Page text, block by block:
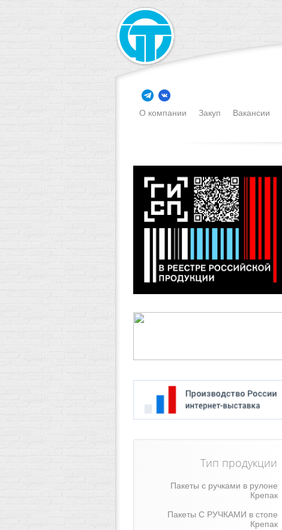
О компании Закуп Вакансии
Тип продукции
Пакеты с ручками в рулоне
Крепак
Пакеты С РУЧКАМИ в стопе
Крепак